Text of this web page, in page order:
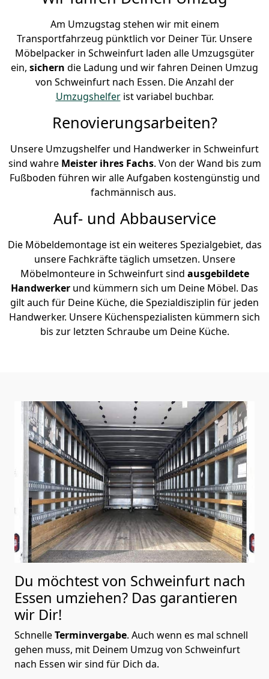
Am Umzugstag stehen wir mit einem
Transportfahrzeug pünktlich vor Deiner Tür. Unsere
Möbelpacker in Schweinfurt laden alle Umzugsgüter
ein, sichern die Ladung und wir fahren Deinen Umzug
von Schweinfurt nach Essen. Die Anzahl der
Umzugshelferist variabel buchbar.
Renovierungsarbeiten?
Unsere Umzugshelfer und Handwerker in Schweinfurt
sind wahre Meister ihres Fachs. Von der Wand bis zum
Fußboden führen wir alle Aufgaben kostengünstig und
fachmännisch aus.
Auf- und Abbauservice
Die Möbeldemontage ist ein weiteres Spezialgebiet, das
unsere Fachkräfte täglich umsetzen. Unsere
Möbelmonteure in Schweinfurt sind ausgebildete
Handwerker und kümmern sich um Deine Möbel. Das
gilt auch für Deine Küche, die Spezialdisziplin für jeden
Handwerker. Unsere Küchenspezialisten kümmern sich
bis zur letzten Schraube um Deine Küche.
Du möchtest von Schweinfurt nach
Essen umziehen? Das garantieren
wir Dir!
SchnelleTerminvergabe. Auch wenn es mal schnell
gehen muss, mit Deinem Umzug von Schweinfurt
nach Essen wir sind für Dich da.